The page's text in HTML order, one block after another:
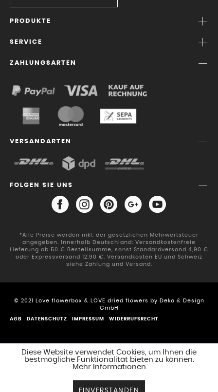
PRODUKTE
SERVICE
ZAHLUNGSARTEN
VERSANDARTEN
FOLGEN SIE UNS
*Alle Preise werden inkl. der gesetzlichen Mehrwertsteuer
angegeben. Innerhalb Deutschland: Versandkostenfreie
Lieferung ab 50 € Bestellsumme, sonst Standardversand 4,90 €
oder Expressversand 12,90 €. Versandkosten EU und Schweiz
siehe Zahlung und Versand.
© 2021 Love flowerbox & LOVE dried flowers by Deko & Design
GmbH
AGB DATENSCHUTZ IMPRESSUM WIDERRUFSRECHT
Diese Website verwendet Cookies, um Ihnen die
bestmögliche Funktionalität bieten zu können.
Mehr Informationen
EINVERSTANDEN